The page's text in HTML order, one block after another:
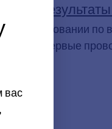
в голосовании по
впервые
вас